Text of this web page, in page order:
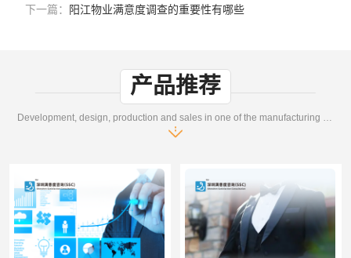
下一篇： 阳江物业满意度调查的重要性有哪些
产品推荐
Development, design, production and sales in one of the manufacturing enterprises